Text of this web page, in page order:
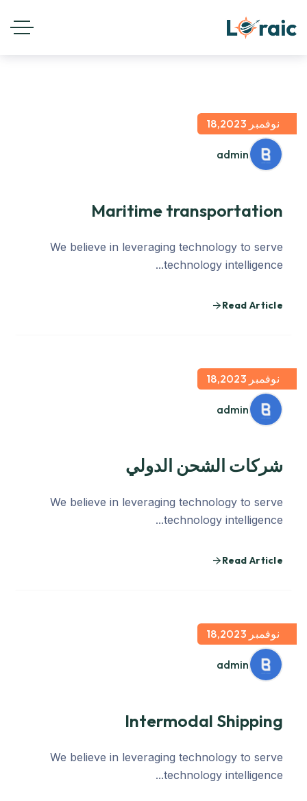
admin
نوفمبر 18,2023
Maritime transportation
We believe in leveraging technology to serve
technology intelligence...
Read Article
admin
نوفمبر 18,2023
شركات الشحن الدولي
We believe in leveraging technology to serve
technology intelligence...
Read Article
admin
نوفمبر 18,2023
Intermodal Shipping
We believe in leveraging technology to serve
technology intelligence...